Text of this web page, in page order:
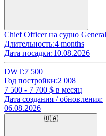
Chief Officer на судно
Длительность:4 months
Дата посадки:10.08.2026
DWT:7 500
Год постройки:2 008
7 500 - 7 700 $ в месяц
Дата создания / обновления:
06.08.2026
🇺🇦